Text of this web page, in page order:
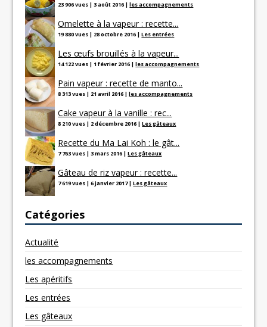
23 906 vues |3 août 2016 |les accompagnements
Omelette à la vapeur : recette...
19 880 vues | 28 octobre 2016 |Les entrées
Les œufs brouillés à la vapeur...
14 122 vues | 1 février 2016 |les accompagnements
Pain vapeur : recette de manto...
8 313 vues | 21 avril 2016 |les accompagnements
Cake vapeur à la vanille : rec...
8 210 vues | 2 décembre 2016 |Les gâteaux
Recette du Ma Lai Koh : le gât...
7 763 vues |3 mars 2016 |Les gâteaux
Gâteau de riz vapeur : recette...
7 619 vues |6 janvier 2017|Les gâteaux
Catégories
Actualité
les accompagnements
Les apéritifs
Les entrées
Les gâteaux